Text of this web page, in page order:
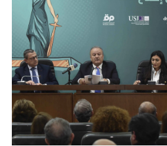
القانون، والحوكمة الرشيدة